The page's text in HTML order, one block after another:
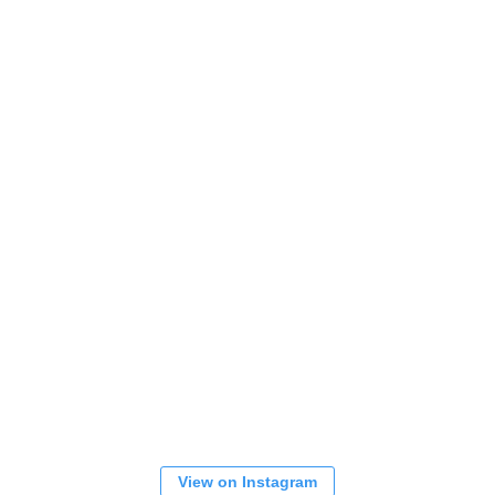
View on Instagram